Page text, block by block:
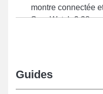
montre connectée
ScanWatch 2 38
de la marque
Guides